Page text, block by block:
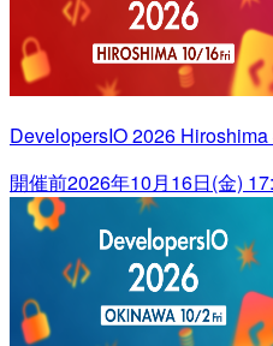
DevelopersIO 2026
開催前2026年10月16日(金)